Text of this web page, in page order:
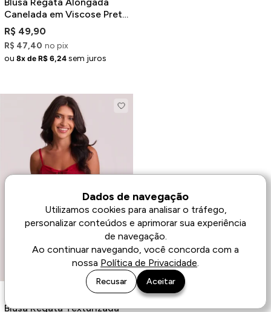
Canelada em Viscose Preta
com Detalhes
Contrastantes
R$ 49,90
R$ 47,40 no pix
ou 8x de R$ 6,24 sem juros
Blusa Regata Texturizada
Dados de navegação
Utilizamos cookies para analisar o tráfego,
personalizar conteúdos e aprimorar sua experiência
de navegação.
Ao continuar navegando, você concorda com a
nossa Política de Privacidade.
Recusar Aceitar